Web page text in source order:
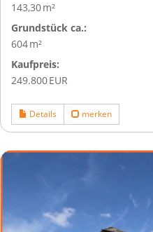
143,30 m²
Grund­stück ca.:
604 m²
Kaufpreis:
249.800 EUR
Details merken